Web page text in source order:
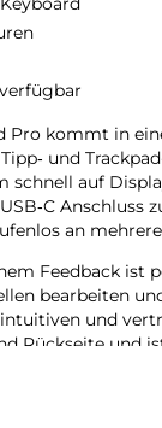
Pro kommt in
und
schnell auf
Anschluss
an
Feedback ist
bearbeiten
und
Rückseite und